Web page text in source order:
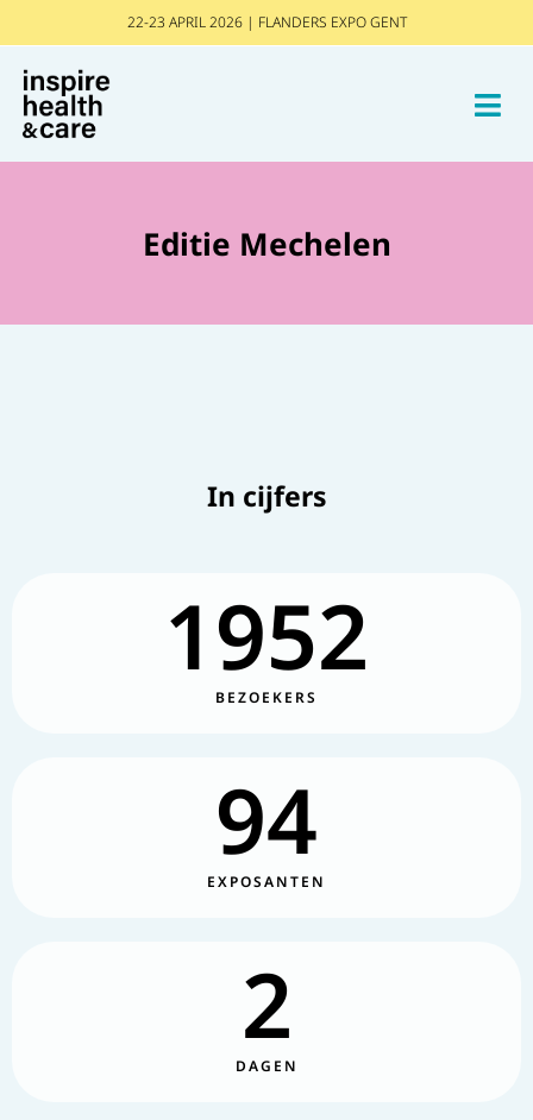
22-23 APRIL 2026 | FLANDERS EXPO GENT
Editie Mechelen
In cijfers
BEZOEKERS
1952
EXPOSANTEN
94
DAGEN
2